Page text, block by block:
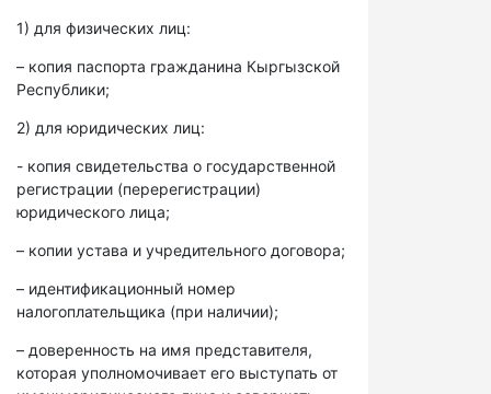
1) для физических лиц:
– копия паспорта гражданина Кыргызской
Республики;
2) для юридических лиц:
- копия свидетельства о государственной
регистрации (перерегистрации)
юридического лица;
– копии устава и учредительного договора;
– идентификационный номер
налогоплательщика (при наличии);
– доверенность на имя представителя,
которая уполномочивает его выступать от